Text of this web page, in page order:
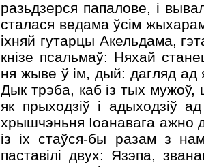
разьдзерся папалове, і
сталася ведама ўсім
іхняй гутарцы Акельдама,
кнізе псальмаў: Няхай
ня жыве ў ім, дый: дагляд ад
Дык трэба, каб із тых мужоў,
як прыходзіў і адыходзіў
хрышчэньня Іоанавага ажно
із іх стаўся-бы разам з
паставілі двух: Язэпа,